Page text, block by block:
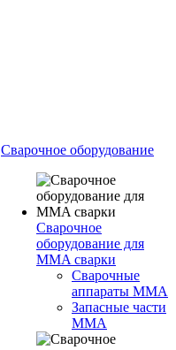
Сварочное оборудование
Сварочное
оборудование для
MMA сварки
Сварочные
аппараты MMA
Запасные части
MMA